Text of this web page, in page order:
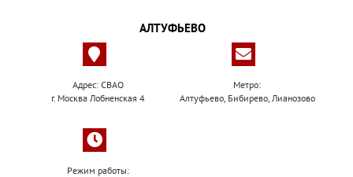
АЛТУФЬЕВО
Адрес: СВАО
г. Москва Лобненская 4
Метро:
Алтуфьево, Бибирево, Лианозово
Режим работы: